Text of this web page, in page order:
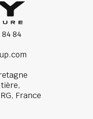
84
France